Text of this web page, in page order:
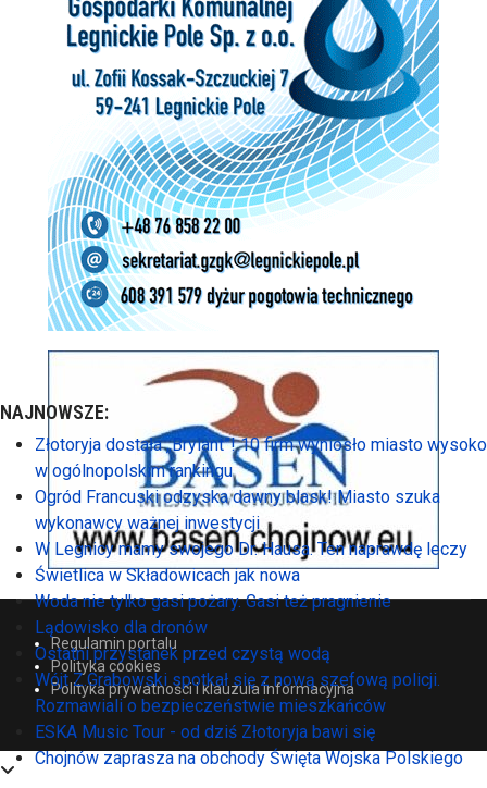
Regulamin portalu
Polityka cookies
Polityka prywatności i klauzula informacyjna
NAJNOWSZE:
Złotoryja dostała „Brylant”! 10 firm wyniosło miasto wysoko
w ogólnopolskim rankingu
Ogród Francuski odzyska dawny blask! Miasto szuka
wykonawcy ważnej inwestycji
W Legnicy mamy swojego Dr. Hausa. Ten naprawdę leczy
Świetlica w Składowicach jak nowa
Woda nie tylko gasi pożary. Gasi też pragnienie
Lądowisko dla dronów
Ostatni przystanek przed czystą wodą
Wójt Z.Grabowski spotkał się z nową szefową policji.
Rozmawiali o bezpieczeństwie mieszkańców
ESKA Music Tour - od dziś Złotoryja bawi się
Chojnów zaprasza na obchody Święta Wojska Polskiego